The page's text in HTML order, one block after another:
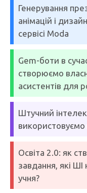
Генерування
анімацій і
сервісі Moda
Gem-боти в
створюємо
асистентів для
Штучний
Освіта 2.0: як
завдання, які
учня?